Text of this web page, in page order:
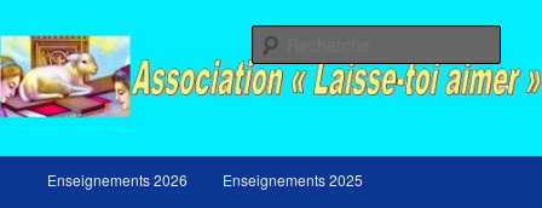
au
contenu
principal
au
contenu
secondaire
principal
Enseignements 2026 Enseignements 2025